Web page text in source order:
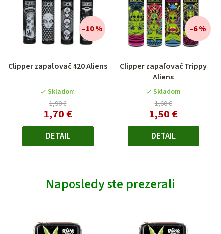
Clipper zapaľovač 420 Aliens
Skladom
1,90 €
1,70 €
–10 %
DETAIL
Clipper zapaľovač Trippy
Aliens
hodnotenie
produktu
je
5,0
z
5
hviezdičiek.
Skladom
1,60 €
1,50 €
–6 %
DETAIL
Naposledy ste prezerali